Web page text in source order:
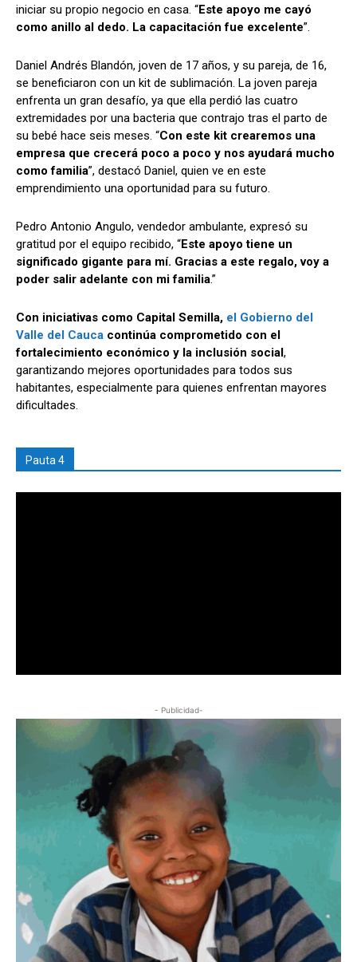
iniciar su propio negocio en casa. “Este apoyo me cayó
como anillo al dedo. La capacitación fue excelente”.
Daniel Andrés Blandón, joven de 17 años, y su pareja, de 16,
se beneficiaron con un kit de sublimación. La joven pareja
enfrenta un gran desafío, ya que ella perdió las cuatro
extremidades por una bacteria que contrajo tras el parto de
su bebé hace seis meses. “Con este kit crearemos una
empresa que crecerá poco a poco y nos ayudará mucho
como familia”, destacó Daniel, quien ve en este
emprendimiento una oportunidad para su futuro.
Pedro Antonio Angulo, vendedor ambulante, expresó su
gratitud por el equipo recibido, “Este apoyo tiene un
significado gigante para mí. Gracias a este regalo, voy a
poder salir adelante con mi familia.”
Con iniciativas como Capital Semilla, el Gobierno del
Valle del Cauca continúa comprometido con el
fortalecimiento económico y la inclusión social,
garantizando mejores oportunidades para todos sus
habitantes, especialmente para quienes enfrentan mayores
dificultades.
Pauta 4
- Publicidad-